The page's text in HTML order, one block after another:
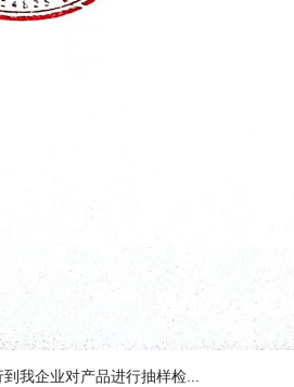
我企业对产品进行抽样检...